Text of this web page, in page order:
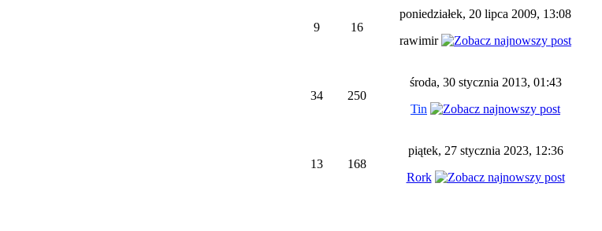
9 16
poniedziałek, 20 lipca 2009, 13:08
rawimir
34 250
środa, 30 stycznia 2013, 01:43
Tin
13 168
piątek, 27 stycznia 2023, 12:36
Rork